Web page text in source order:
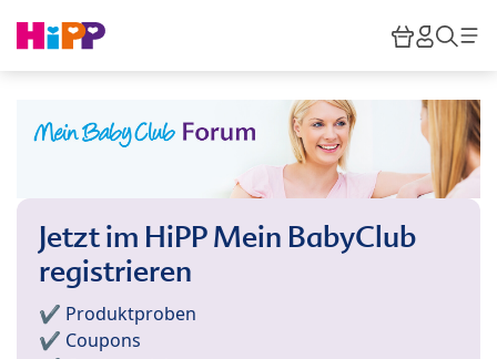
HiPP
Jetzt im HiPP Mein BabyClub
registrieren
✔️ Produktproben
✔️ Coupons